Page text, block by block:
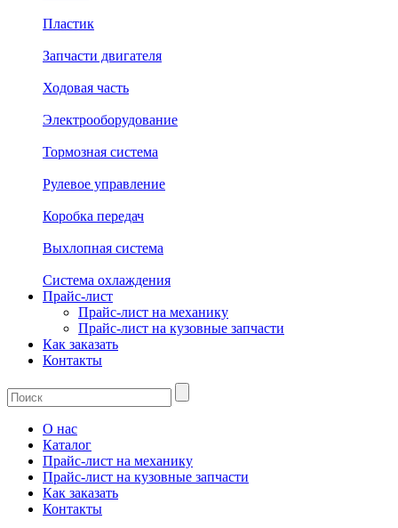
Пластик
Запчасти двигателя
Ходовая часть
Электрооборудование
Тормозная система
Рулевое управление
Коробка передач
Выхлопная система
Система охлаждения
Прайс-лист
Прайс-лист на механику
Прайс-лист на кузовные запчасти
Как заказать
Контакты
О нас
Каталог
Прайс-лист на механику
Прайс-лист на кузовные запчасти
Как заказать
Контакты